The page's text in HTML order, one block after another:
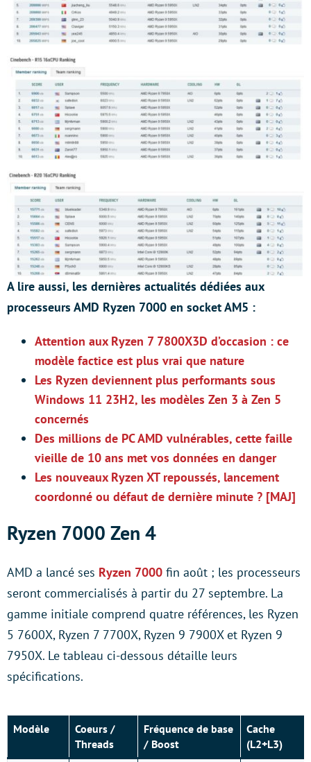
A lire aussi, les dernières actualités dédiées aux
processeurs AMD Ryzen 7000 en socket AM5 :
Attention aux Ryzen 7 7800X3D d’occasion : ce
modèle factice est plus vrai que nature
Les Ryzen deviennent plus performants sous
Windows 11 23H2, les modèles Zen 3 à Zen 5
concernés
Des millions de PC AMD vulnérables, cette faille
vieille de 10 ans met vos données en danger
Les nouveaux Ryzen XT repoussés, lancement
coordonné ou défaut de dernière minute ? [MAJ]
Ryzen 7000 Zen 4
AMD a lancé ses Ryzen 7000 fin août ; les processeurs
seront commercialisés à partir du 27 septembre. La
gamme initiale comprend quatre références, les Ryzen
5 7600X, Ryzen 7 7700X, Ryzen 9 7900X et Ryzen 9
7950X. Le tableau ci-dessous détaille leurs
spécifications.
Modèle
Coeurs /
Threads
Fréquence de base
/ Boost
Cache
(L2+L3)